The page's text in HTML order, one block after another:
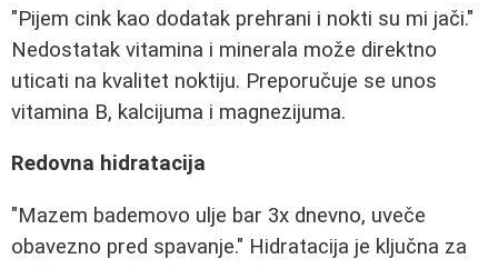
"Pijem cink kao dodatak prehrani i nokti su mi jači."
Nedostatak vitamina i minerala može direktno
uticati na kvalitet noktiju. Preporučuje se unos
vitamina B, kalcijuma i magnezijuma.
Redovna hidratacija
"Mazem bademovo ulje bar 3x dnevno, uveče
obavezno pred spavanje." Hidratacija je ključna za